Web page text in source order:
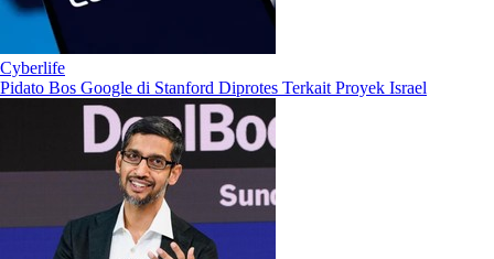
Cyberlife
Pidato Bos Google di Stanford Diprotes Terkait Proyek Israel